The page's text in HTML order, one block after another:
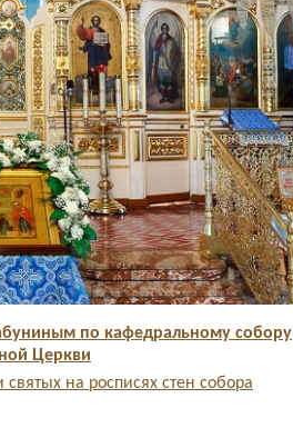
по кафедральному собору
Церкви
на росписях стен собора